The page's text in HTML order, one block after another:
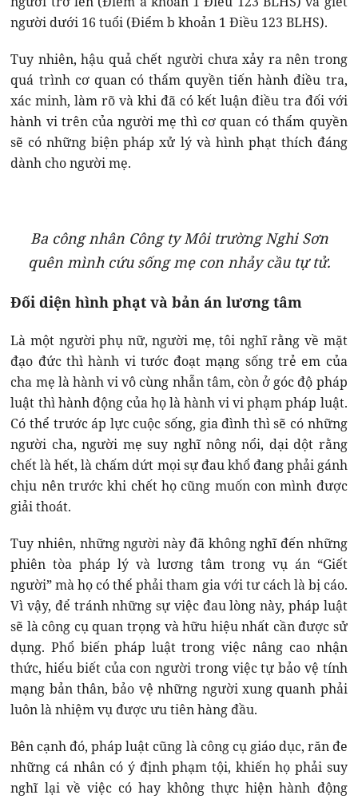
người dưới 16 tuổi (Điểm b khoản 1 Điều 123 BLHS).
Tuy nhiên, hậu quả chết người chưa xảy ra nên trong
quá trình cơ quan có thẩm quyền tiến hành điều tra,
xác minh, làm rõ và khi đã có kết luận điều tra đối với
hành vi trên của người mẹ thì cơ quan có thẩm quyền
sẽ có những biện pháp xử lý và hình phạt thích đáng
dành cho người mẹ.
Ba công nhân Công ty Môi trường Nghi Sơn
quên mình cứu sống mẹ con nhảy cầu tự tử.
Đối diện hình phạt và bản án lương tâm
Là một người phụ nữ, người mẹ, tôi nghĩ rằng về mặt
đạo đức thì hành vi tước đoạt mạng sống trẻ em của
cha mẹ là hành vi vô cùng nhẫn tâm, còn ở góc độ pháp
luật thì hành động của họ là hành vi vi phạm pháp luật.
Có thể trước áp lực cuộc sống, gia đình thì sẽ có những
người cha, người mẹ suy nghĩ nông nổi, dại dột rằng
chết là hết, là chấm dứt mọi sự đau khổ đang phải gánh
chịu nên trước khi chết họ cũng muốn con mình được
giải thoát.
Tuy nhiên, những người này đã không nghĩ đến những
phiên tòa pháp lý và lương tâm trong vụ án “Giết
người” mà họ có thể phải tham gia với tư cách là bị cáo.
Vì vậy, để tránh những sự việc đau lòng này, pháp luật
sẽ là công cụ quan trọng và hữu hiệu nhất cần được sử
dụng. Phổ biến pháp luật trong việc nâng cao nhận
thức, hiểu biết của con người trong việc tự bảo vệ tính
mạng bản thân, bảo vệ những người xung quanh phải
luôn là nhiệm vụ được ưu tiên hàng đầu.
Bên cạnh đó, pháp luật cũng là công cụ giáo dục, răn đe
những cá nhân có ý định phạm tội, khiến họ phải suy
nghĩ lại về việc có hay không thực hiện hành động